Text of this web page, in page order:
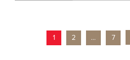
1 2 … 7